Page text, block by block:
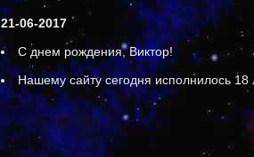
21-06-2017
С днем рождения, Виктор!
Нашему сайту сегодня исполнилось 18